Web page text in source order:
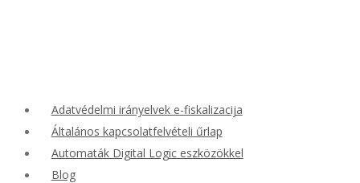
Adatvédelmi irányelvek e-fiskalizacija
Általános kapcsolatfelvételi űrlap
Automaták Digital Logic eszközökkel
Blog